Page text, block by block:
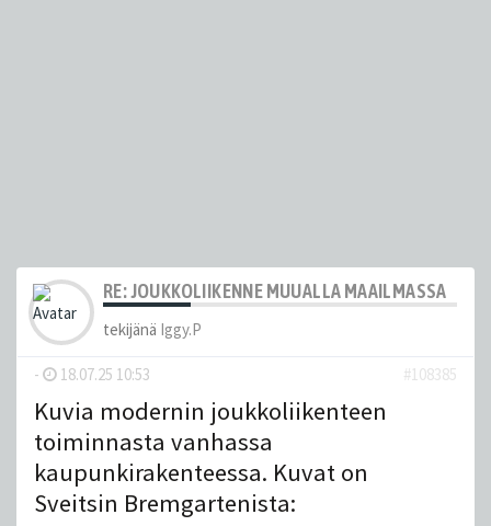
RE: JOUKKOLIIKENNE MUUALLA MAAILMASSA
tekijänä Iggy.P
- 18.07.25 10:53 #108385
Kuvia modernin joukkoliikenteen
toiminnasta vanhassa
kaupunkirakenteessa. Kuvat on
Sveitsin Bremgartenista: